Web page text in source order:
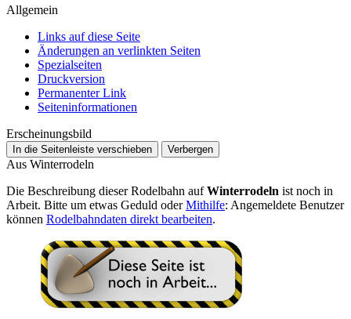
Allgemein
Links auf diese Seite
Änderungen an verlinkten Seiten
Spezialseiten
Druckversion
Permanenter Link
Seiten­­informationen
Erscheinungsbild
In die Seitenleiste verschieben Verbergen
Aus Winterrodeln
Die Beschreibung dieser Rodelbahn aufWinterrodeln ist noch in
Arbeit. Bitte um etwas Geduld oderMithilfe: Angemeldete Benutzer
können Rodelbahndaten direkt bearbeiten.